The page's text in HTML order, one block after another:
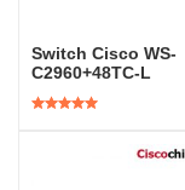
Switch Cisco WS-
C2960+48TC-L